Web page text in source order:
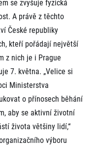
se zvyšuje fyzická
A právě z těchto
České republiky
kteří pořádají největší
z nich je i Prague
7. května. „Velice si
Ministerstva
o přínosech běhání
aby se aktivní životní
života většiny lidí,“
výboru